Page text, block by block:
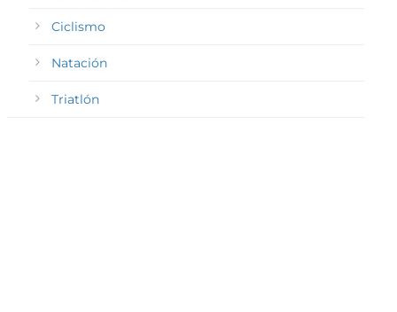
Ciclismo
Natación
Triatlón